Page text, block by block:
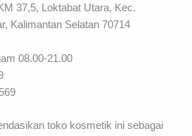
37,5, Loktabat Utara, Kec.
Kalimantan Selatan 70714
08.00-21.00
toko kosmetik ini sebagai